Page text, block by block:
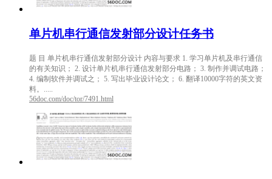
单片机串行通信发射部分设计任务书
题 目 单片机串行通信发射部分设计 内容与要求 1. 学习单片机及串行通信
的有关知识； 2. 设计单片机串行通信发射部分电路； 3. 制作并调试电路；
4. 编制软件并调试之； 5. 写出毕业设计论文； 6. 翻译10000字符的英文资
料。.....
56doc.com/doc/tor/7491.html